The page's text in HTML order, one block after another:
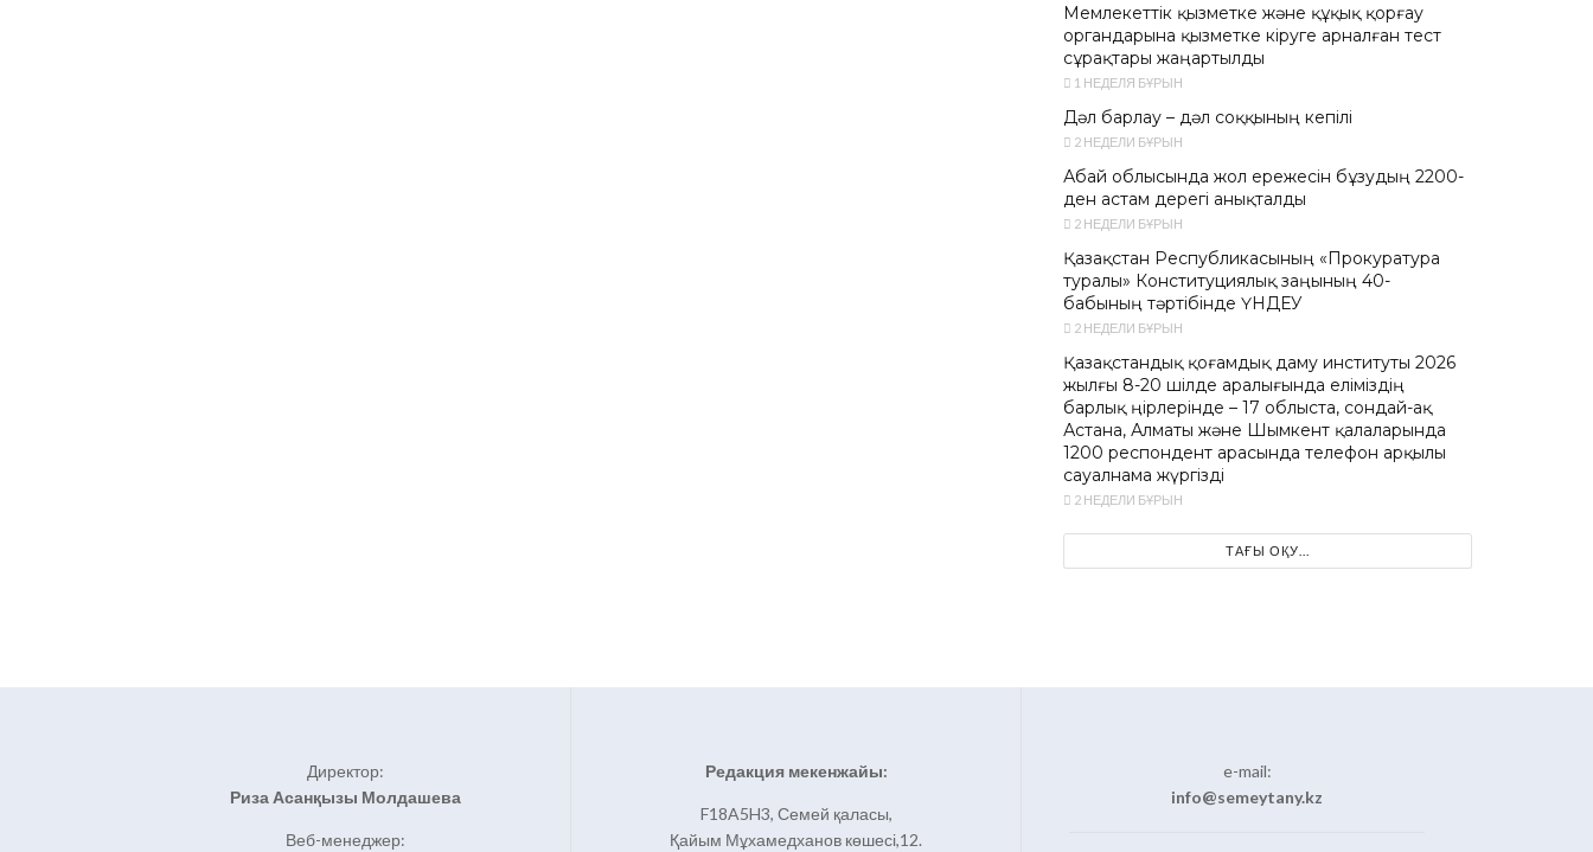
Мемлекеттік қызметке және құқық қорғау
органдарына қызметке кіруге арналған тест
сұрақтары жаңартылды
1 НЕДЕЛЯ БҰРЫН
Дәл барлау – дәл соққының кепілі
2 НЕДЕЛИ БҰРЫН
Абай облысында жол ережесін бұзудың 2200-
ден астам дерегі анықталды
2 НЕДЕЛИ БҰРЫН
Қазақстан Республикасының «Прокуратура
туралы» Конституциялық заңының 40-
бабының тәртібінде ҮНДЕУ
2 НЕДЕЛИ БҰРЫН
Қазақстандық қоғамдық даму институты 2026
жылғы 8-20 шілде аралығында еліміздің
барлық өңірлерінде – 17 облыста, сондай-ақ
Астана, Алматы және Шымкент қалаларында
1200 респондент арасында телефон арқылы
сауалнама жүргізді
2 НЕДЕЛИ БҰРЫН
ТАҒЫ ОҚУ...
Директор:
Риза Асанқызы Молдашева
Веб-менеджер:
Редакция мекенжайы:
F18A5H3, Семей қаласы,
Қайым Мұхамедханов көшесі,12.
e-mail:
info@semeytany.kz